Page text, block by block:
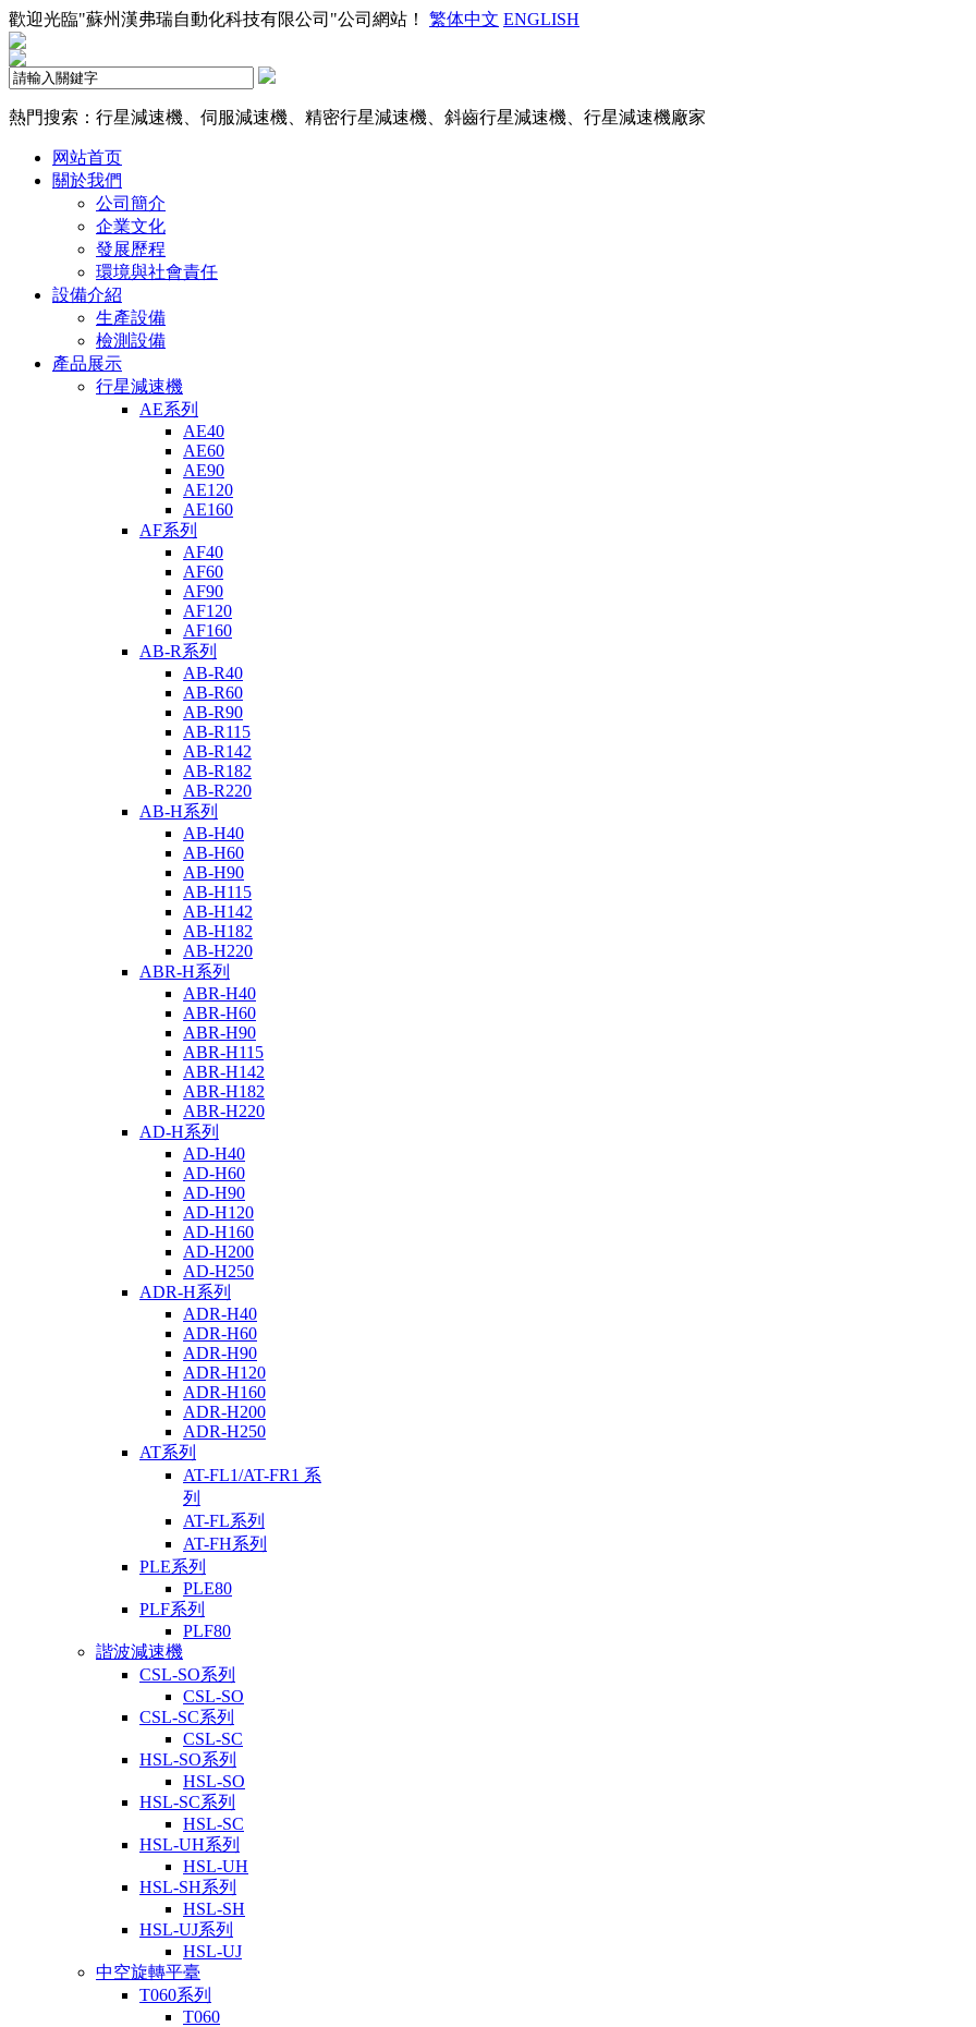
歡迎光臨"蘇州漢弗瑞自動化科技有限公司"公司網站！ 繁体中文 ENGLISH
熱門搜索：行星減速機、伺服減速機、精密行星減速機、斜齒行星減速機、行星減速機廠家
网站首页
關於我們
公司簡介
企業文化
發展歷程
環境與社會責任
設備介紹
生產設備
檢測設備
產品展示
行星減速機
AE系列
AE40
AE60
AE90
AE120
AE160
AF系列
AF40
AF60
AF90
AF120
AF160
AB-R系列
AB-R40
AB-R60
AB-R90
AB-R115
AB-R142
AB-R182
AB-R220
AB-H系列
AB-H40
AB-H60
AB-H90
AB-H115
AB-H142
AB-H182
AB-H220
ABR-H系列
ABR-H40
ABR-H60
ABR-H90
ABR-H115
ABR-H142
ABR-H182
ABR-H220
AD-H系列
AD-H40
AD-H60
AD-H90
AD-H120
AD-H160
AD-H200
AD-H250
ADR-H系列
ADR-H40
ADR-H60
ADR-H90
ADR-H120
ADR-H160
ADR-H200
ADR-H250
AT系列
AT-FL1/AT-FR1 系
列
AT-FL系列
AT-FH系列
PLE系列
PLE80
PLF系列
PLF80
諧波減速機
CSL-SO系列
CSL-SO
CSL-SC系列
CSL-SC
HSL-SO系列
HSL-SO
HSL-SC系列
HSL-SC
HSL-UH系列
HSL-UH
HSL-SH系列
HSL-SH
HSL-UJ系列
HSL-UJ
中空旋轉平臺
T060系列
T060